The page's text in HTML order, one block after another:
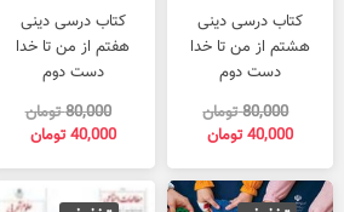
کتاب درسی دینی
هشتم از من تا خدا
دست دوم
80,000 تومان
اصلی
بود.
40,000 تومان
فعلی
است.
کتاب درسی دینی
هفتم از من تا خدا
دست دوم
80,000 تومان
اصلی
بود.
40,000 تومان
فعلی
است.